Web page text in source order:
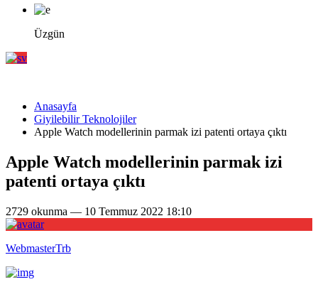
Üzgün
Anasayfa
Giyilebilir Teknolojiler
Apple Watch modellerinin parmak izi patenti ortaya çıktı
Apple Watch modellerinin parmak izi
patenti ortaya çıktı
2729 okunma — 10 Temmuz 2022 18:10
WebmasterTrb